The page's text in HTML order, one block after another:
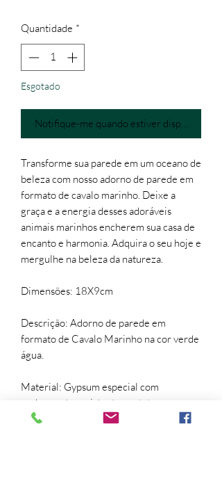
Quantidade *
Esgotado
Notifique-me quando estiver disponível
Transforme sua parede em um oceano de
beleza com nosso adorno de parede em
formato de cavalo marinho. Deixe a
graça e a energia desses adoráveis
animais marinhos encherem sua casa de
encanto e harmonia. Adquira o seu hoje e
mergulhe na beleza da natureza.
Dimensões: 18X9cm
Descrição: Adorno de parede em
formato de Cavalo Marinho na cor verde
água.
Material: Gypsum especial com
acabamento resistente protetor.